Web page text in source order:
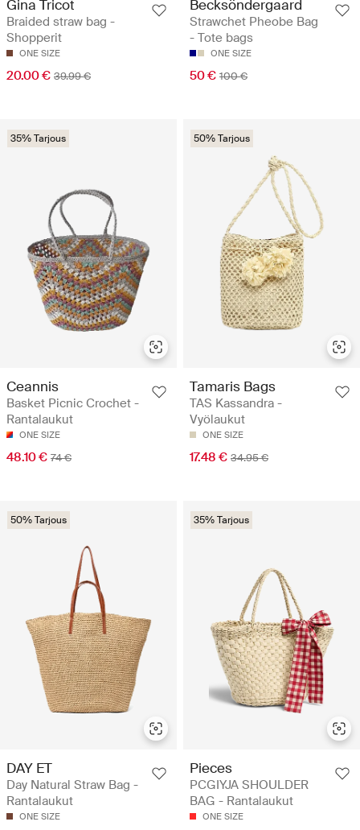
Gina Tricot
Braided straw bag -
Shopperit
ONE SIZE
20.00 € 39.99 €
Becksöndergaard
Strawchet Pheobe Bag
- Tote bags
ONE SIZE
50 € 100 €
35% Tarjous
Ceannis
Basket Picnic Crochet -
Rantalaukut
ONE SIZE
48.10 € 74 €
50% Tarjous
Tamaris Bags
TAS Kassandra -
Vyölaukut
ONE SIZE
17.48 € 34.95 €
50% Tarjous
DAY ET
Day Natural Straw Bag -
Rantalaukut
ONE SIZE
35% Tarjous
Pieces
PCGIYJA SHOULDER
BAG - Rantalaukut
ONE SIZE